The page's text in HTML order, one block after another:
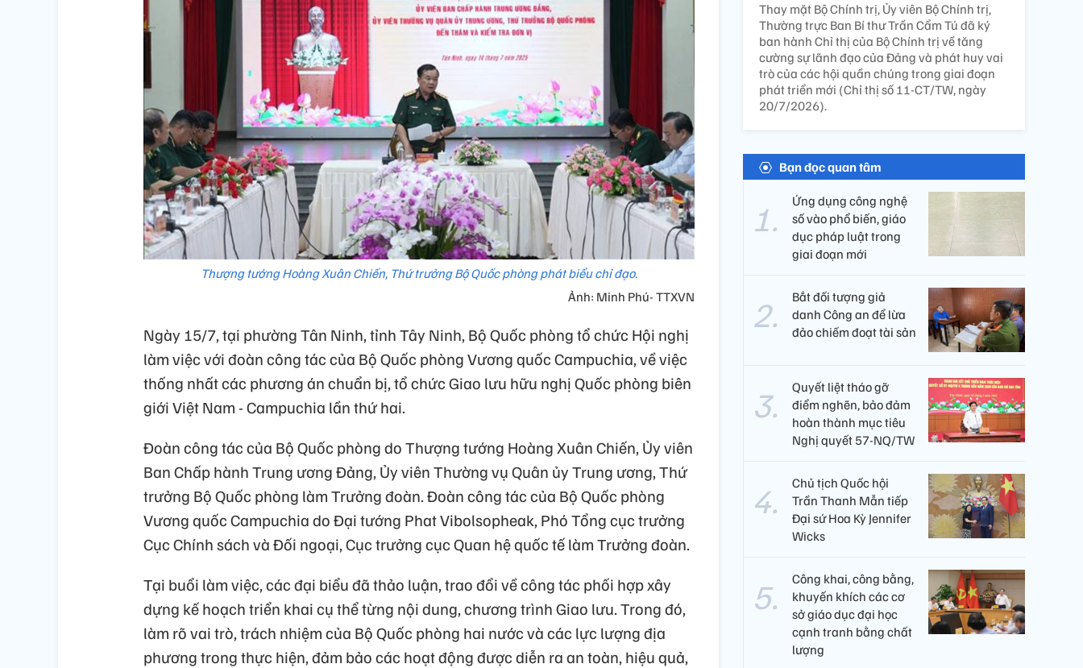
Thượng tướng Hoàng Xuân Chiến, Thứ trưởng Bộ Quốc phòng phát biểu chỉ đạo.
Ảnh: Minh Phú- TTXVN
Ngày 15/7, tại phường Tân Ninh, tỉnh Tây Ninh, Bộ Quốc phòng tổ chức Hội nghị
làm việc với đoàn công tác của Bộ Quốc phòng Vương quốc Campuchia, về việc
thống nhất các phương án chuẩn bị, tổ chức Giao lưu hữu nghị Quốc phòng biên
giới Việt Nam - Campuchia lần thứ hai.
Đoàn công tác của Bộ Quốc phòng do Thượng tướng Hoàng Xuân Chiến, Ủy viên
Ban Chấp hành Trung ương Đảng, Ủy viên Thường vụ Quân ủy Trung ương, Thứ
trưởng Bộ Quốc phòng làm Trưởng đoàn. Đoàn công tác của Bộ Quốc phòng
Vương quốc Campuchia do Đại tướng Phat Vibolsopheak, Phó Tổng cục trưởng
Cục Chính sách và Đối ngoại, Cục trưởng cục Quan hệ quốc tế làm Trưởng đoàn.
Tại buổi làm việc, các đại biểu đã thảo luận, trao đổi về công tác phối hợp xây
dựng kế hoạch triển khai cụ thể từng nội dung, chương trình Giao lưu. Trong đó,
làm rõ vai trò, trách nhiệm của Bộ Quốc phòng hai nước và các lực lượng địa
phương trong thực hiện, đảm bảo các hoạt động được diễn ra an toàn, hiệu quả,
Thay mặt Bộ Chính trị, Ủy viên Bộ Chính trị,
Thường trực Ban Bí thư Trần Cẩm Tú đã ký
ban hành Chỉ thị của Bộ Chính trị về tăng
cường sự lãnh đạo của Đảng và phát huy vai
trò của các hội quần chúng trong giai đoạn
phát triển mới (Chỉ thị số 11-CT/TW, ngày
20/7/2026).
Bạn đọc quan tâm
Ứng dụng công nghệ
số vào phổ biến, giáo
dục pháp luật trong
giai đoạn mới
Bắt đối tượng giả
danh Công an để lừa
đảo chiếm đoạt tài sản
Quyết liệt tháo gỡ
điểm nghẽn, bảo đảm
hoàn thành mục tiêu
Nghị quyết 57-NQ/TW
Chủ tịch Quốc hội
Trần Thanh Mẫn tiếp
Đại sứ Hoa Kỳ Jennifer
Wicks
Công khai, công bằng,
khuyến khích các cơ
sở giáo dục đại học
cạnh tranh bằng chất
lượng​